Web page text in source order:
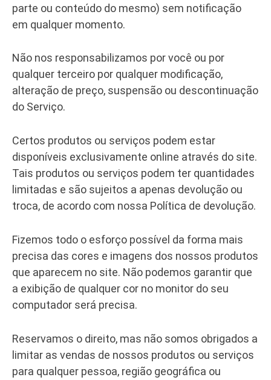
parte ou conteúdo do mesmo) sem notificação
em qualquer momento.
Não nos responsabilizamos por você ou por
qualquer terceiro por qualquer modificação,
alteração de preço, suspensão ou descontinuação
do Serviço.
Certos produtos ou serviços podem estar
disponíveis exclusivamente online através do site.
Tais produtos ou serviços podem ter quantidades
limitadas e são sujeitos a apenas devolução ou
troca, de acordo com nossa Política de devolução.
Fizemos todo o esforço possível da forma mais
precisa das cores e imagens dos nossos produtos
que aparecem no site. Não podemos garantir que
a exibição de qualquer cor no monitor do seu
computador será precisa.
Reservamos o direito, mas não somos obrigados a
limitar as vendas de nossos produtos ou serviços
para qualquer pessoa, região geográfica ou